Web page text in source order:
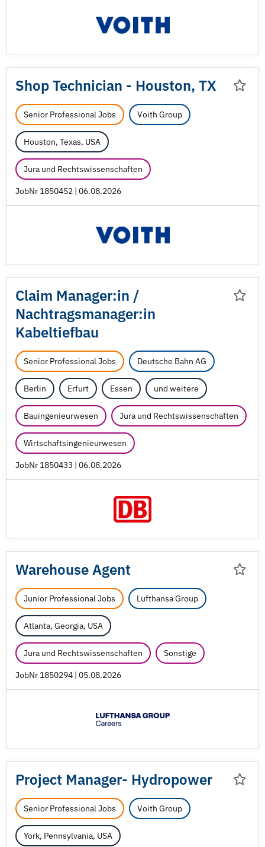
Shop Technician - Houston, TX
Senior Professional Jobs Voith Group
Houston, Texas, USA
Jura und Rechtswissenschaften
JobNr 1850452 | 06.08.2026
Claim Manager:in /
Nachtragsmanager:in
Kabeltiefbau
Senior Professional Jobs Deutsche Bahn AG
Berlin Erfurt Essen und weitere
Bauingenieurwesen Jura und Rechtswissenschaften
Wirtschaftsingenieurwesen
JobNr 1850433 | 06.08.2026
Warehouse Agent
Junior Professional Jobs Lufthansa Group
Atlanta, Georgia, USA
Jura und Rechtswissenschaften Sonstige
JobNr 1850294 | 05.08.2026
Project Manager- Hydropower
Senior Professional Jobs Voith Group
York, Pennsylvania, USA